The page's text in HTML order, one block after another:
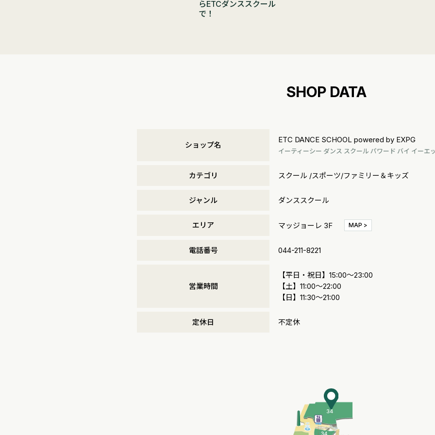
らETCダンススクール
で！
SHOP DATA
ショップ名
ETC DANCE SCHOOL powered by EXPG
イーティーシー ダンス スクール パワード バイ イーエ
カテゴリ スクール /スポーツ/ファミリー＆キッズ
ジャンル ダンススクール
エリア マッジョーレ 3F MAP >
電話番号 044-211-8221
営業時間
【平日・祝日】15:00～23:00
【土】11:00～22:00
【日】11:30～21:00
定休日 不定休